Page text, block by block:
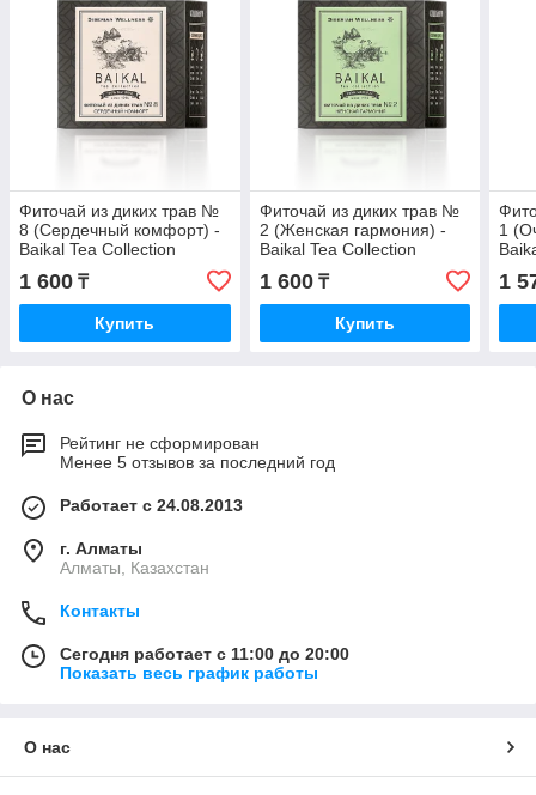
Фиточай из диких трав №
8 (Сердечный комфорт) -
Baikal Tea Collection
1 600 ₸
Купить
Фиточай из диких трав №
2 (Женская гармония) -
Baikal Tea Collection
1 600₸
Купить
1
1
О нас
Рейтинг не сформирован
Менее 5 отзывов за последний год
Работает с 24.08.2013
г. Алматы
Алматы, Казахстан
Контакты
Сегодня работает с 11:00 до 20:00
Показать весь график работы
О нас